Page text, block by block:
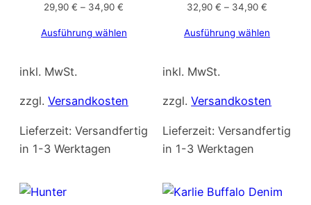
29,90€ – 34,90€
Ausführung wählen
inkl. MwSt.
zzgl. Versandkosten
Lieferzeit: Versandfertig
in 1-3 Werktagen
32,90€ – 34,90€
Ausführung wählen
inkl. MwSt.
zzgl.Versandkosten
Lieferzeit:Versandfertig
in 1-3 Werktagen